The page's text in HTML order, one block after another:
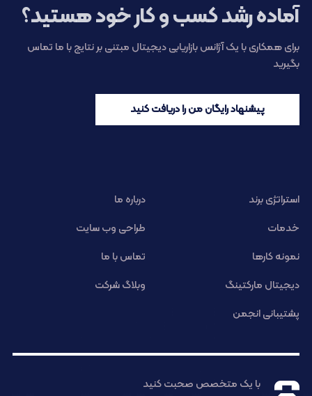
آماده رشد کسب و کار خود هستید؟
برای همکاری با یک آژانس بازاریابی دیجیتال مبتنی بر نتایج با ما تماس
بگیرید
پیشنهاد رایگان من را دریافت کنید
استراتژی برند
درباره ما
خدمات
طراحی وب سایت
نمونه کارها
تماس با ما
دیجیتال مارکتینگ
وبلاگ شرکت
پشتیبانی انجمن
با یک متخصص صحبت کنید